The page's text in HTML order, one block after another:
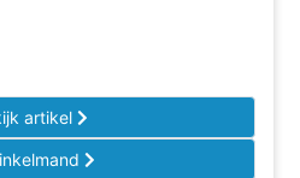
artikel